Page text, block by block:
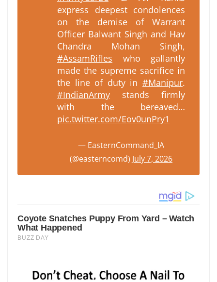
express deepest condolences
on the demise of Warrant
Officer Balwant Singh and Hav
Chandra Mohan Singh,
#AssamRifles who gallantly
made the supreme sacrifice in
the line of duty in #Manipur.
#IndianArmy stands firmly
with the bereaved…
pic.twitter.com/Eov0unPry1
— EasternCommand_IA
(@easterncomd) July 7, 2026